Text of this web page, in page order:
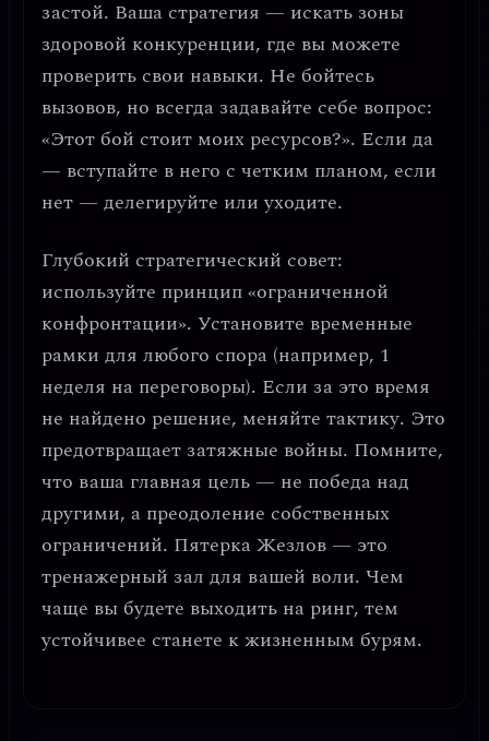
застой. Ваша стратегия — искать зоны
здоровой конкуренции, где вы можете
проверить свои навыки. Не бойтесь
вызовов, но всегда задавайте себе вопрос:
«Этот бой стоит моих ресурсов?». Если да
— вступайте в него с четким планом, если
нет — делегируйте или уходите.
Глубокий стратегический совет:
используйте принцип «ограниченной
конфронтации». Установите временные
рамки для любого спора (например, 1
неделя на переговоры). Если за это время
не найдено решение, меняйте тактику. Это
предотвращает затяжные войны. Помните,
что ваша главная цель — не победа над
другими, а преодоление собственных
ограничений. Пятерка Жезлов — это
тренажерный зал для вашей воли. Чем
чаще вы будете выходить на ринг, тем
устойчивее станете к жизненным бурям.